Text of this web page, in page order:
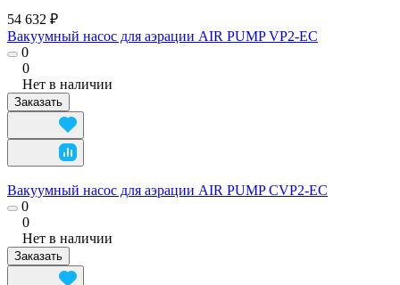
54 632 ₽
Вакуумный насос для аэрации AIR PUMP VP2-EC
0
0
Нет в наличии
Заказать
Вакуумный насос для аэрации AIR PUMP CVP2-EC
0
0
Нет в наличии
Заказать